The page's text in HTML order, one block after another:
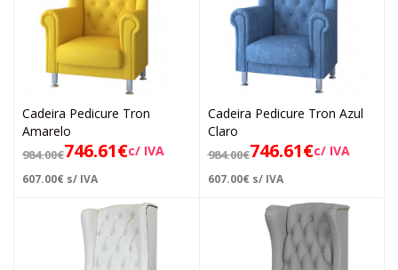
Cadeira Pedicure Tron
Amarelo
984.00€746.61€c/ IVA
607.00€ s/ IVA
Cadeira Pedicure Tron Azul
Claro
984.00€746.61€c/ IVA
607.00€ s/ IVA